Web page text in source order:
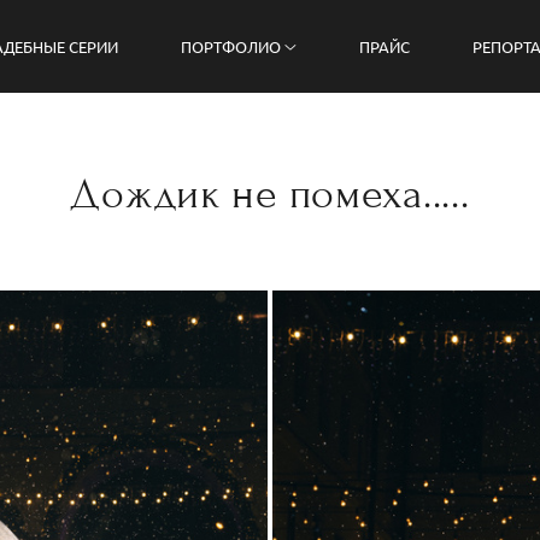
СЕРИИ ПОРТФОЛИО ПРАЙС
Дождик не помеха.....